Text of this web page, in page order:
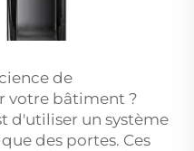
de
votre bâtiment ?
d'utiliser un système
des portes. Ces